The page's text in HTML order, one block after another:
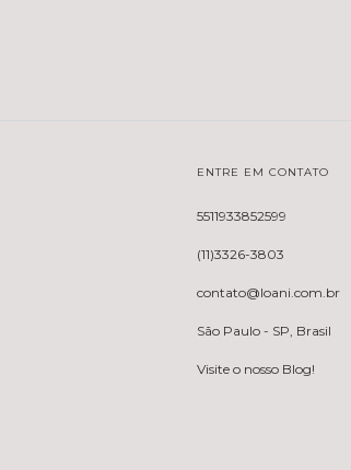
ENTRE EM CONTATO
5511933852599
(11)3326-3803
contato@loani.com.br
São Paulo - SP, Brasil
Visite o nosso Blog!